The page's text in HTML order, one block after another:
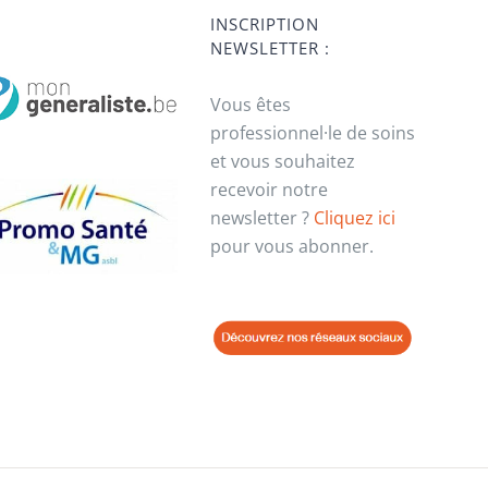
INSCRIPTION
NEWSLETTER :
Vous êtes
professionnel·le de soins
et vous souhaitez
recevoir notre
newsletter ? Cliquez ici
pour vous abonner.